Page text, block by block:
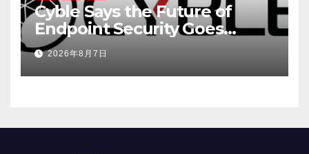
Cyble Says the Future of
Endpoint Security Goes
Beyond Detection, Unveils
the Next Evolution of Titan at
Black Hat USA 2026
2026年8月7日